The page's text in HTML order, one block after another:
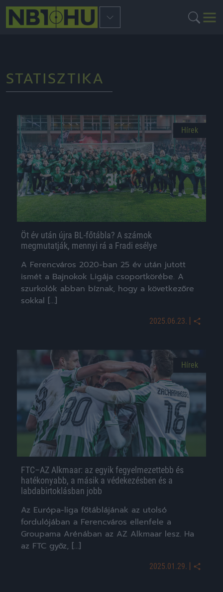
STATISZTIKA
Hírek
Öt év után újra BL-főtábla? A számok
megmutatják, mennyi rá a Fradi esélye
A Ferencváros 2020-ban 25 év után jutott
ismét a Bajnokok Ligája csoportkörébe. A
szurkolók abban bíznak, hogy a következőre
sokkal […]
2025.06.23. |
Hírek
FTC–AZ Alkmaar: az egyik fegyelmezettebb és
hatékonyabb, a másik a védekezésben és a
labdabirtoklásban jobb
Az Európa-liga főtáblájának az utolsó
fordulójában a Ferencváros ellenfele a
Groupama Arénában az AZ Alkmaar lesz. Ha
az FTC győz, […]
2025.01.29. |